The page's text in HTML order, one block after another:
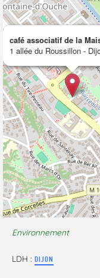
café associatif de la
1 allée du Roussillon -
Environnement
LDH : DIJON